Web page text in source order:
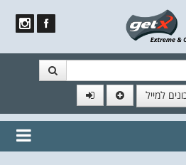
למייל
תפוצה!
נשמח